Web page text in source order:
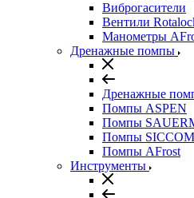
Виброгасители
Вентили
Манометры
Дренажные помпы
Дренажные
Помпы ASPEN
Помпы
Помпы SICCOM
Помпы AFrost
Инструменты